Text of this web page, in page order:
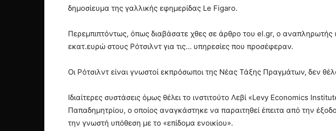
δημοσίευμα της γαλλικής εφημερίδας Le Figaro.
Περεμπιπτόντως, όπως διαβάσατε χθες σε άρθρο του el.gr, ο
εκατ.ευρώ στους Ρότσιλντ για τις… υπηρεσίες που προσέφεραν.
Οι Ρότσιλντ είναι γνωστοί εκπρόσωποι της Νέας Τάξης Πραγμάτων, δεν
Ιδιαίτερες συστάσεις όμως θέλει το ινστιτούτο Λεβί «Levy Economics
Παπαδημητρίου, ο οποίος αναγκάστηκε να παραιτηθεί έπειτα από την
την γνωστή υπόθεση με το «επίδομα ενοικίου».